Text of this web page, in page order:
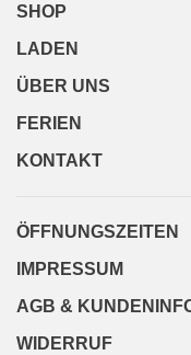
SHOP
LADEN
ÜBER UNS
FERIEN
KONTAKT
ÖFFNUNGSZEITEN
IMPRESSUM
AGB &
WIDERRUF